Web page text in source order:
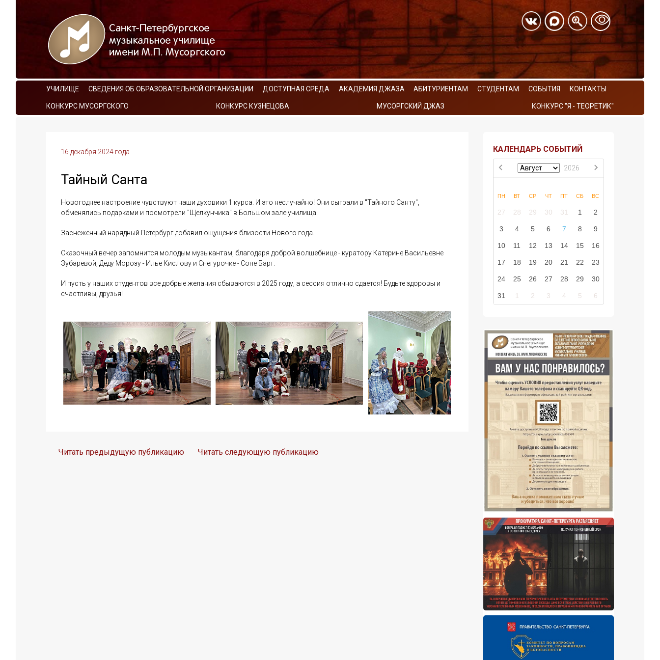
УЧИЛИЩЕ СВЕДЕНИЯ ОБ ОБРАЗОВАТЕЛЬНОЙ ОРГАНИЗАЦИИ ДОСТУПНАЯ СРЕДА АКАДЕМИЯ ДЖАЗА АБИТУРИЕНТАМ СТУДЕНТАМ СОБЫТИЯ КОНТАКТЫ
КОНКУРС МУСОРГСКОГО КОНКУРС КУЗНЕЦОВА МУСОРГСКИЙ ДЖАЗ КОНКУРС "Я - ТЕОРЕТИК"
16 декабря 2024 года
Тайный Санта
Новогоднее настроение чувствуют наши духовики 1 курса. И это неслучайно! Они сыграли в "Тайного Санту",
обменялись подарками и посмотрели "Щелкунчика" в Большом зале училища.
Заснеженный нарядный Петербург добавил ощущения близости Нового года.
Сказочный вечер запомнится молодым музыкантам, благодаря доброй волшебнице - куратору Катерине Васильевне
Зубаревой, Деду Морозу - Илье Кислову и Снегурочке - Соне Барт.
И пусть у наших студентов все добрые желания сбываются в 2025 году, а сессия отлично сдается! Будьте здоровы и
счастливы, друзья!
Читать предыдущую публикацию Читать следующую публикацию
КАЛЕНДАРЬ СОБЫТИЙ
2026
ПН ВТ СР ЧТ ПТ СБ ВС
27 28 29 30 31 1 2
3 4 5 6 7 8 9
10 11 12 13 14 15 16
17 18 19 20 21 22 23
24 25 26 27 28 29 30
31 1 2 3 4 5 6